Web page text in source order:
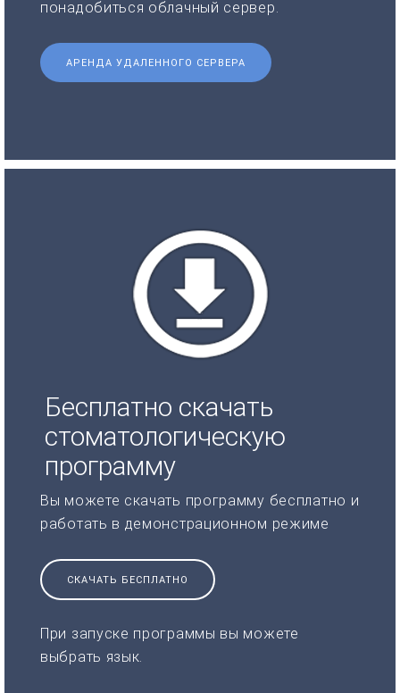
понадобиться облачный сервер.
АРЕНДА УДАЛЕННОГО СЕРВЕРА
Бесплатно скачать
стоматологическую
программу
Вы можете скачать программу бесплатно и
работать в демонстрационном режиме
СКАЧАТЬ БЕСПЛАТНО
При запуске программы вы можете
выбрать язык.